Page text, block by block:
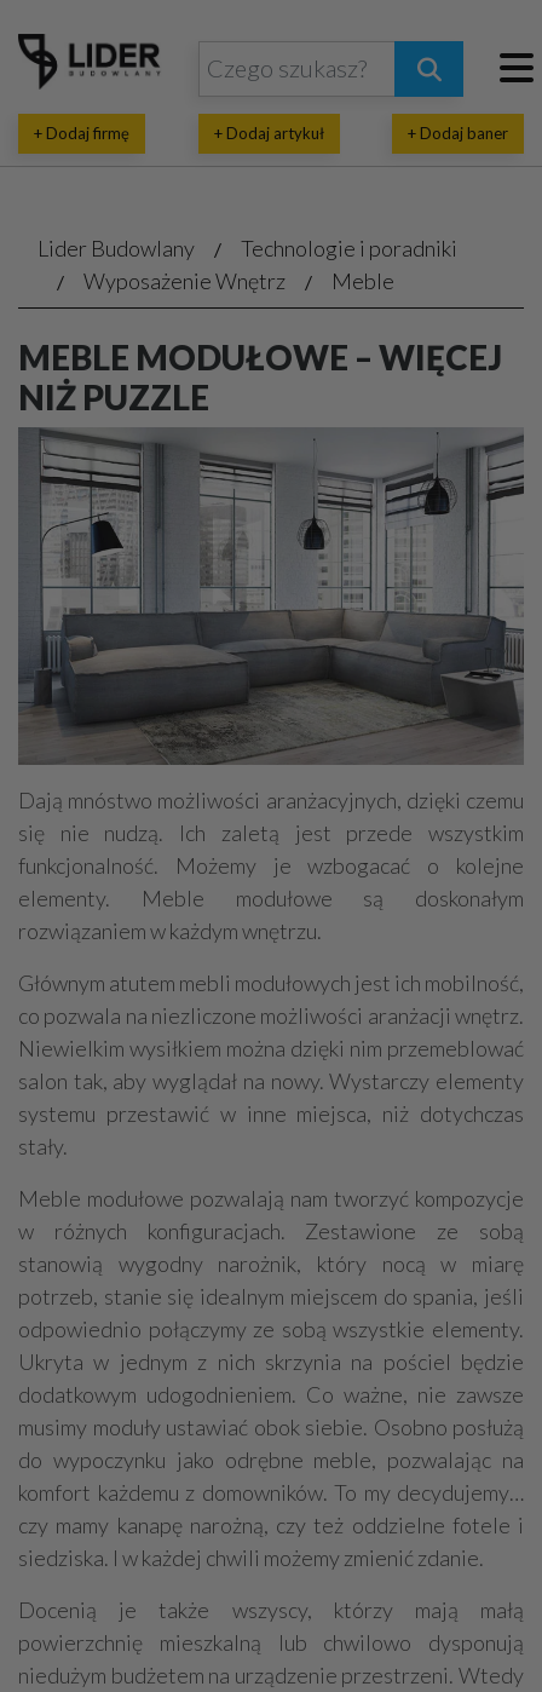
+ Dodaj firmę + Dodaj artykuł + Dodaj baner
Lider Budowlany
Technologie i poradniki
Wyposażenie Wnętrz
Meble
MEBLE MODUŁOWE – WIĘCEJ
NIŻ PUZZLE
Dają mnóstwo możliwości aranżacyjnych, dzięki czemu
się nie nudzą. Ich zaletą jest przede wszystkim
funkcjonalność. Możemy je wzbogacać o kolejne
elementy. Meble modułowe są doskonałym
rozwiązaniem w każdym wnętrzu.
Głównym atutem mebli modułowych jest ich mobilność,
co pozwala na niezliczone możliwości aranżacji wnętrz.
Niewielkim wysiłkiem można dzięki nim przemeblować
salon tak, aby wyglądał na nowy. Wystarczy elementy
systemu przestawić w inne miejsca, niż dotychczas
stały.
Meble modułowe pozwalają nam tworzyć kompozycje
w różnych konfiguracjach. Zestawione ze sobą
stanowią wygodny narożnik, który nocą w miarę
potrzeb, stanie się idealnym miejscem do spania, jeśli
odpowiednio połączymy ze sobą wszystkie elementy.
Ukryta w jednym z nich skrzynia na pościel będzie
dodatkowym udogodnieniem. Co ważne, nie zawsze
musimy moduły ustawiać obok siebie. Osobno posłużą
do wypoczynku jako odrębne meble, pozwalając na
komfort każdemu z domowników. To my decydujemy…
czy mamy kanapę narożną, czy też oddzielne fotele i
siedziska. I w każdej chwili możemy zmienić zdanie.
Docenią je także wszyscy, którzy mają małą
powierzchnię mieszkalną lub chwilowo dysponują
niedużym budżetem na urządzenie przestrzeni. Wtedy